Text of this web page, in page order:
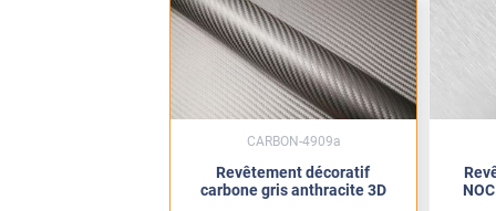
Revêtement décoratif
carbone gris anthracite 3D
CARBON-4909a